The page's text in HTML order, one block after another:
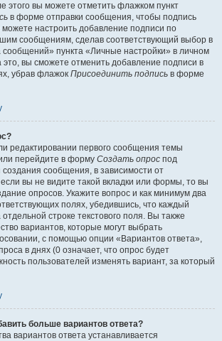
этого вы можете отметить флажком пункт
в форме отправки сообщения, чтобы подпись
настроить добавление подписи по
сообщениям, сделав соответствующий выбор в
пункта «Личные настройки» в личном
вы сможете отменить добавление подписи в
убрав флажок Присоединить подпись в форме
редактировании первого сообщения темы
перейдите в форму Создать опрос под
сообщения, в зависимости от
вы не видите такой вкладки или формы, то вы
опросов. Укажите вопрос и как минимум два
полях, убедившись, что каждый
строке текстового поля. Вы также
вариантов, которые могут выбрать
с помощью опции «Вариантов ответа»,
в днях (0 означает, что опрос будет
пользователей изменять вариант, за который
больше вариантов ответа?
вариантов ответа устанавливается